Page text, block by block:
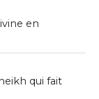
en
qui fait